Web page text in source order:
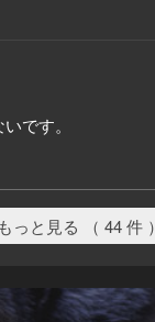
です。
もっと見る （ 44 件 ）